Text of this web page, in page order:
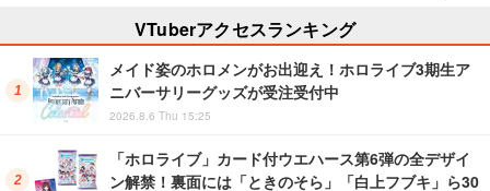
VTuberアクセスランキング
メイド姿のホロメンがお出迎え！ホロライブ3期生ア
ニバーサリーグッズが受注受付中
2026.8.6 Thu 15:25
「ホロライブ」カード付ウエハース第6弾の全デザイ
ン解禁！裏面には「ときのそら」「白上フブキ」ら30